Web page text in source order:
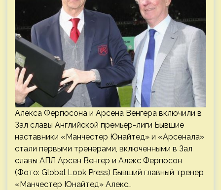
Алекса Фергюсона и Арсена Венгера включили в
Зал славы Английской премьер-лиги Бывшие
наставники «Манчестер Юнайтед» и «Арсенала»
стали первыми тренерами, включенными в Зал
славы АПЛ Арсен Венгер и Алекс Фергюсон
(Фото: Global Look Press) Бывший главный тренер
«Манчестер Юнайтед» Алекс…